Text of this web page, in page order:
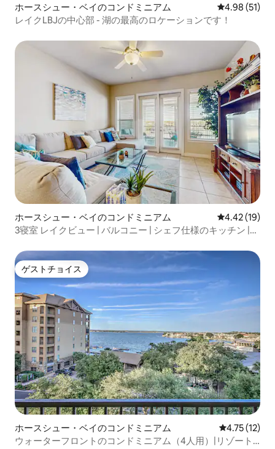
ホースシュー・ベイのコンドミニアム レビュー51
4.98 (51)
レイクLBJの中心部 - 湖の最高のロケーションです！
ホースシュー・ベイのコンドミニアム レビュー19
4.42 (19)
3寝室 レイクビュー | バルコニー | シェフ仕様のキッチン |
ゲストチョイス
ゲストチョイス
ホースシュー・ベイのコンドミニアム レビュー12
4.75 (12)
ウォーターフロントのコンドミニアム（4人用）|リゾート